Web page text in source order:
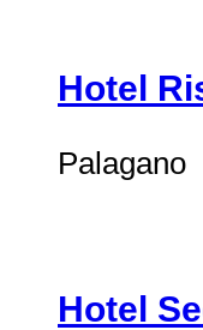
Hotel
Palagano
Hotel